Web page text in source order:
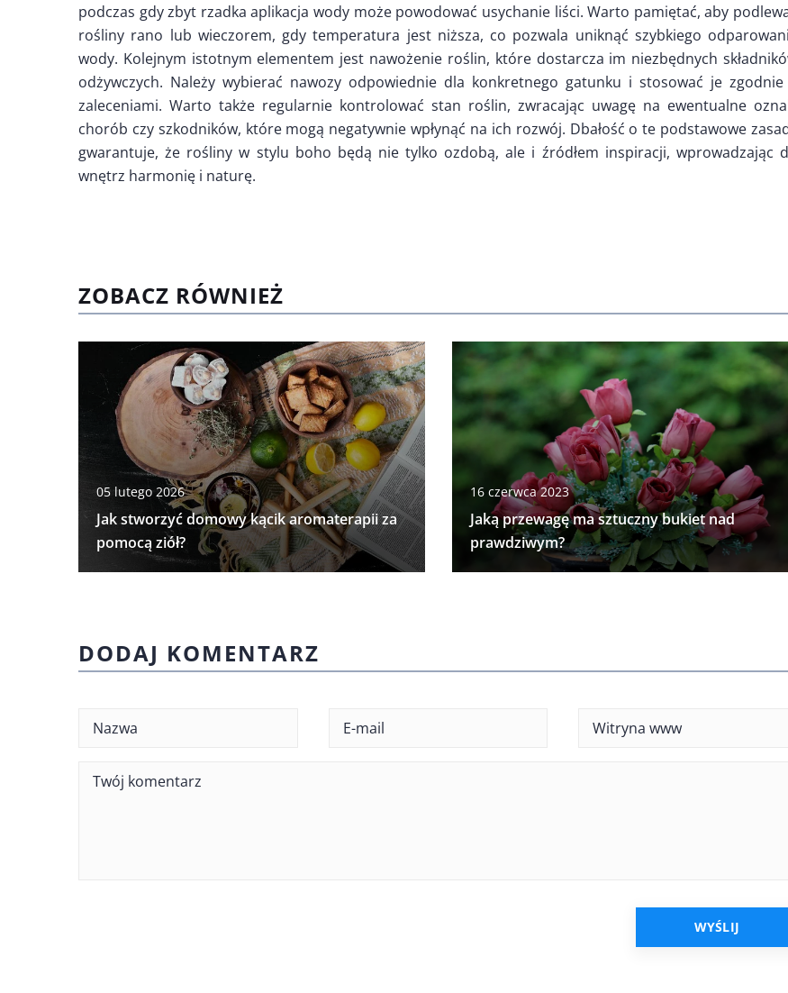
podczas gdy zbyt rzadka aplikacja wody może powodować usychanie liści. Warto pamiętać, aby
rośliny rano lub wieczorem, gdy temperatura jest niższa, co pozwala uniknąć szybkiego
wody. Kolejnym istotnym elementem jest nawożenie roślin, które dostarcza im niezbędnych
odżywczych. Należy wybierać nawozy odpowiednie dla konkretnego gatunku i stosować je zgodnie
zaleceniami. Warto także regularnie kontrolować stan roślin, zwracając uwagę na ewentualne
chorób czy szkodników, które mogą negatywnie wpłynąć na ich rozwój. Dbałość o te podstawowe
gwarantuje, że rośliny w stylu boho będą nie tylko ozdobą, ale i źródłem inspiracji, wprowadzając
wnętrz harmonię i naturę.
ZOBACZ RÓWNIEŻ
05 lutego 2026
Jak stworzyć domowy kącik aromaterapii za
pomocą ziół?
16 czerwca 2023
Jaką przewagę ma sztuczny bukiet nad
prawdziwym?
DODAJ KOMENTARZ